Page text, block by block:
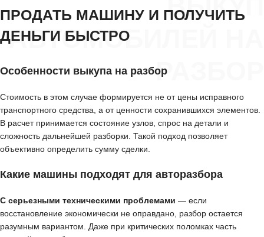
ВЫКУП
АВТОМОБИЛЕЙ НА
РАЗБОР
ПРОДАТЬ МАШИНУ И ПОЛУЧИТЬ
ДЕНЬГИ БЫСТРО
Особенности выкупа на разбор
Стоимость в этом случае формируется не от цены исправного
транспортного средства, а от ценности сохранившихся элементов.
В расчет принимается состояние узлов, спрос на детали и
сложность дальнейшей разборки. Такой подход позволяет
объективно определить сумму сделки.
Какие машины подходят для авторазбора
С серьезными техническими проблемами — если
восстановление экономически не оправдано, разбор остается
разумным вариантом. Даже при критических поломках часть